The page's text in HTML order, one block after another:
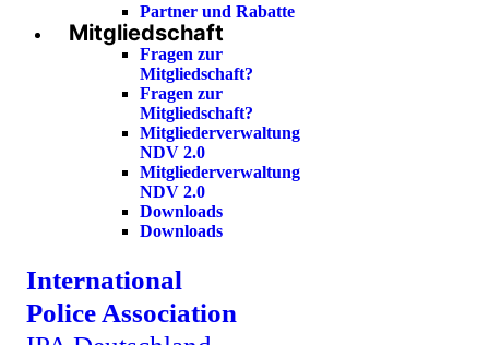
Partner und Rabatte
Mitgliedschaft
Fragen zur
Mitgliedschaft?
Fragen zur
Mitgliedschaft?
Mitgliederverwaltung
NDV 2.0
Mitgliederverwaltung
NDV 2.0
Downloads
Downloads
International
Police Association